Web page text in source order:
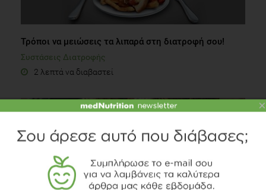
Τρόποι να μειώσεις τα λιπαρά στη διατροφή σου!
Συστάσεις Διατροφής
2 λεπτά να διαβαστεί
×